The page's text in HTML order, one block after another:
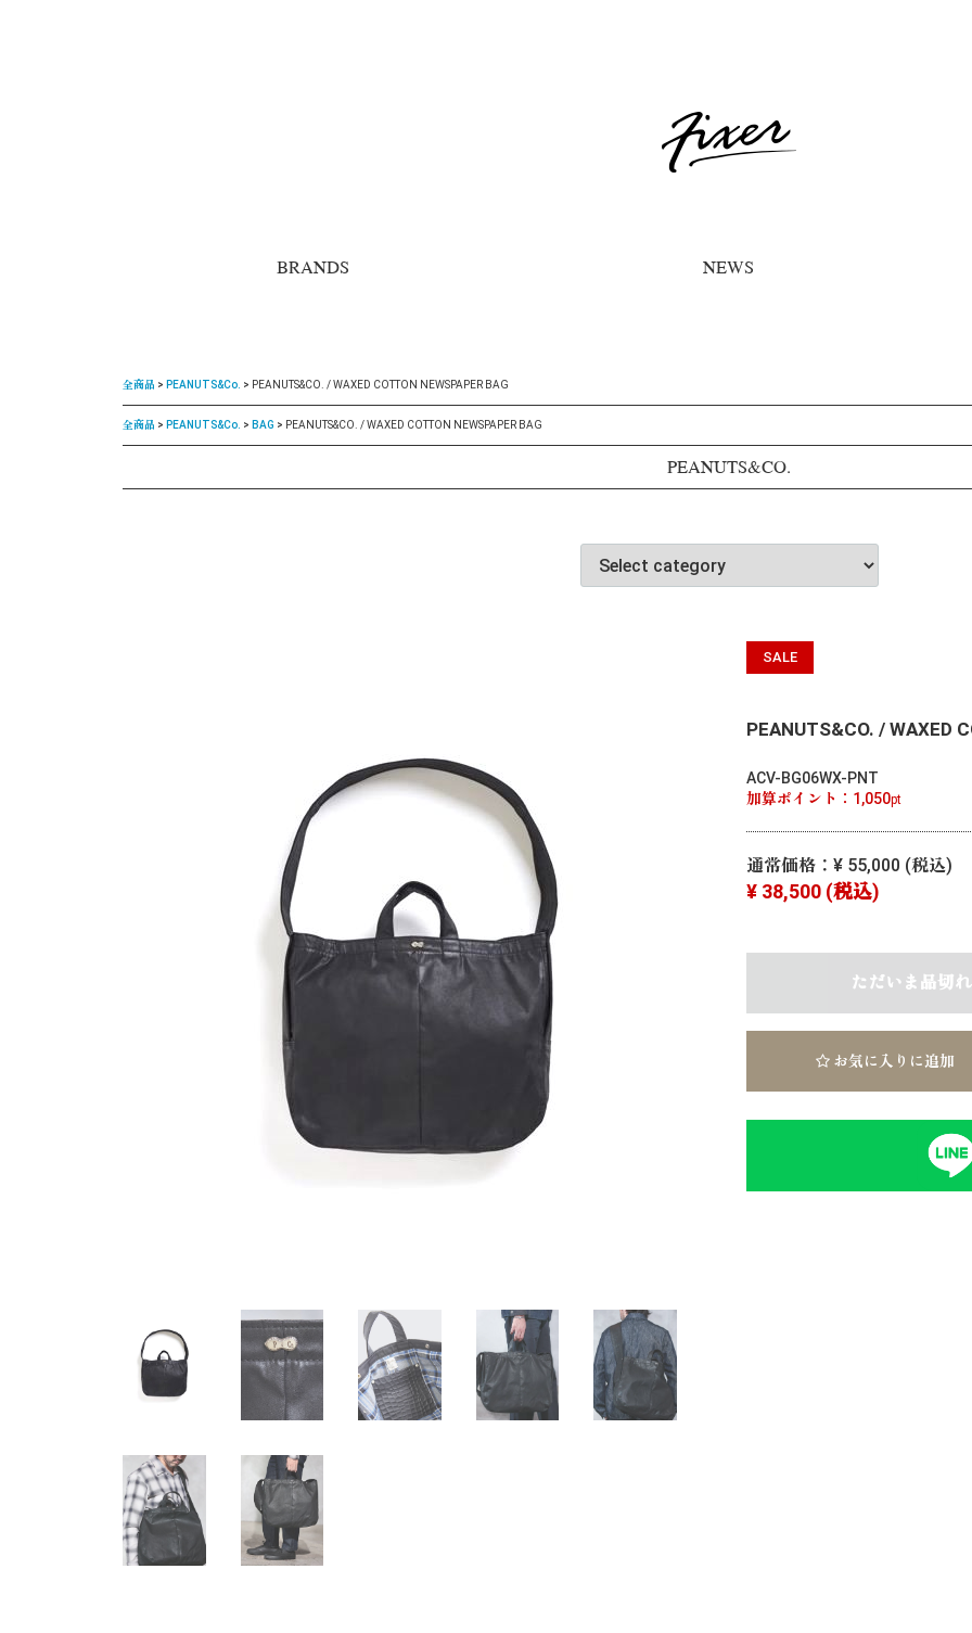
BRANDS NEWS
全商品 PEANUTS&Co. PEANUTS&CO. / WAXED COTTON NEWSPAPER BAG
全商品 PEANUTS&Co. BAG PEANUTS&CO. / WAXED COTTON NEWSPAPER BAG
PEANUTS&CO.
SALE
PEANUTS&CO. / WAXED
ACV-BG06WX-PNT
加算ポイント： 1,050pt
通常価格： ¥ 55,000 (税込)
¥ 38,500 (税込)
ただいま品切
お気に入りに追加